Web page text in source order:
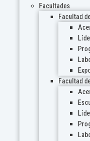
Facultades
Facultad
Facultad